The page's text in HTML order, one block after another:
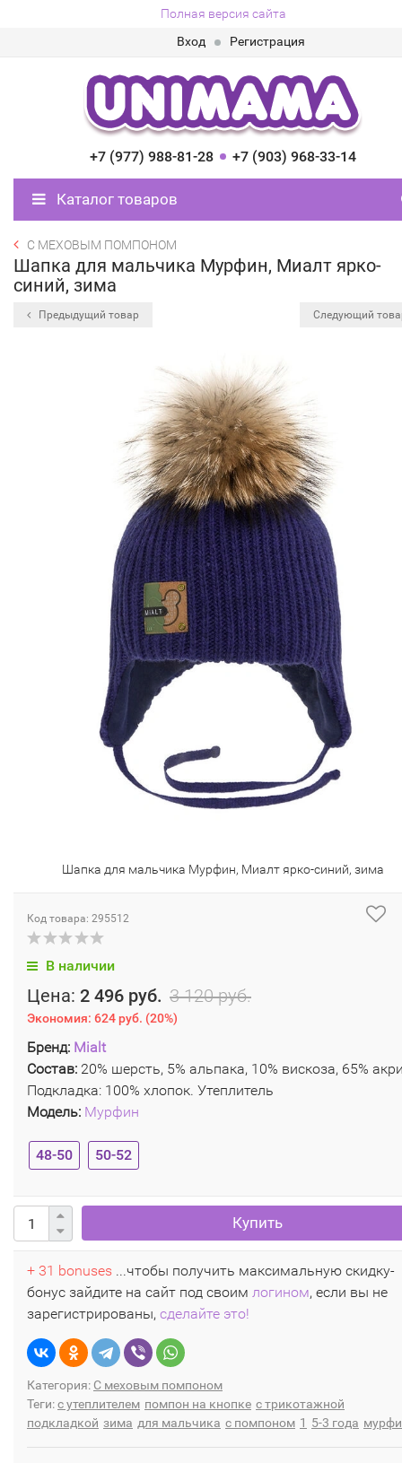
Полная версия сайта
Вход
Регистрация
+7 (977) 988-81-28 +7 (903) 968-33-14
Каталог товаров
С МЕХОВЫМ ПОМПОНОМ
Шапка для мальчика Мурфин, Миалт ярко-
синий, зима
Предыдущий товар Следующий
Шапка для мальчика Мурфин, Миалт ярко-синий, зима
Код товара: 295512
В наличии
Цена: 2 496 руб. 3 120 руб.
Экономия: 624 руб. (20%)
Бренд: Mialt
Состав: 20% шерсть, 5% альпака, 10% вискоза, 65%
Подкладка: 100% хлопок. Утеплитель
Модель: Мурфин
48-50 50-52
Купить
+ 31 bonuses ...чтобы получить максимальную скидку-
бонус зайдите на сайт под своим логином, если вы не
зарегистрированы, сделайте это!
Категория: С меховым помпоном
Теги:с утеплителем помпон на кнопке с трикотажной
подкладкой зима для мальчика с помпоном 1 5-3 года